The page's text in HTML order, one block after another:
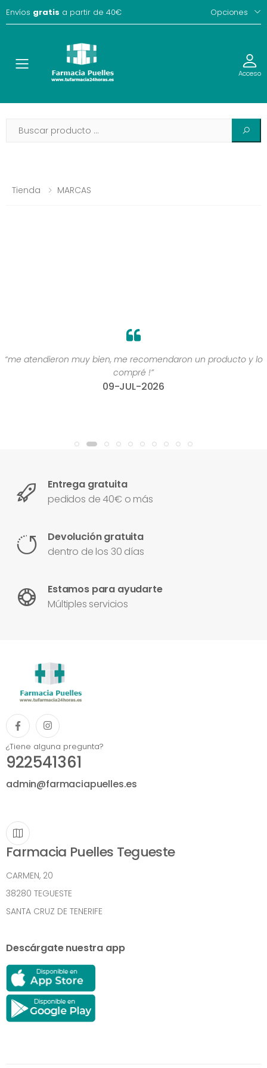
Envíos gratis a partir de 40€ Opciones
Toggle Acceso
Tienda MARCAS
“me atendieron muy bien, me recomendaron un producto y lo
compré !”
09-JUL-2026
Entrega gratuita
pedidos de 40€ o más
Devolución gratuita
dentro de los 30 días
Estamos para ayudarte
Múltiples servicios
¿Tiene alguna pregunta?
922541361
admin@farmaciapuelles.es
Farmacia Puelles Tegueste
CARMEN, 20
38280 TEGUESTE
SANTA CRUZ DE TENERIFE
Descárgate nuestra app